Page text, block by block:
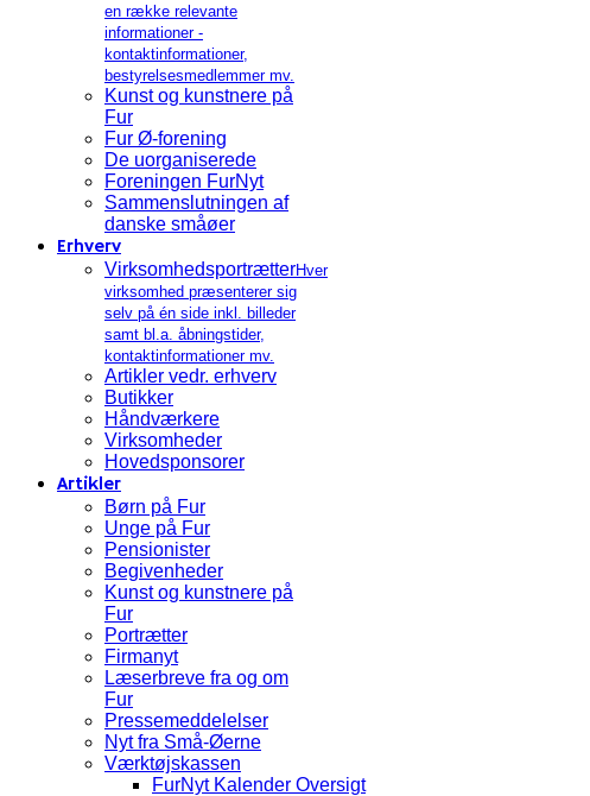
en række relevante
informationer -
kontaktinformationer,
bestyrelsesmedlemmer mv.
Kunst og kunstnere på
Fur
Fur Ø-forening
De uorganiserede
Foreningen FurNyt
Sammenslutningen af
danske småøer
Erhverv
VirksomhedsportrætterHver
virksomhed præsenterer sig
selv på én side inkl. billeder
samt bl.a. åbningstider,
kontaktinformationer mv.
Artikler vedr. erhverv
Butikker
Håndværkere
Virksomheder
Hovedsponsorer
Artikler
Børn på Fur
Unge på Fur
Pensionister
Begivenheder
Kunst og kunstnere på
Fur
Portrætter
Firmanyt
Læserbreve fra og om
Fur
Pressemeddelelser
Nyt fra Små-Øerne
Værktøjskassen
FurNyt Kalender Oversigt